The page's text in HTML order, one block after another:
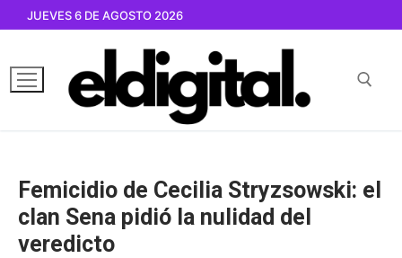
contenido
JUEVES 6 DE AGOSTO 2026
Femicidio de Cecilia Stryzsowski: el
clan Sena pidió la nulidad del
veredicto